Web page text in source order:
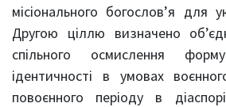
місіонального богослов’я для
Другою ціллю визначено
спільного осмислення
ідентичності в умовах
повоєнного періоду в